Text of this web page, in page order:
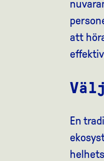
att
En